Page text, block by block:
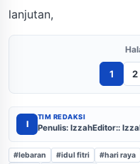
lanjutan,
1 2
I
TIM REDAKSI
Penulis: IzzahEditor::
#lebaran #idul fitri #hari raya